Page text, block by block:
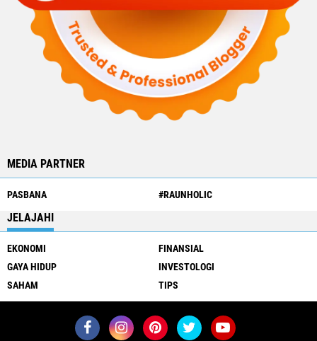
MEDIA PARTNER
PASBANA #RAUNHOLIC
JELAJAHI
EKONOMI
FINANSIAL
GAYA HIDUP
INVESTOLOGI
SAHAM
TIPS